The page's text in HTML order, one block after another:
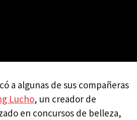
a algunas de sus compañeras
Lucho, un creador de
en concursos de belleza,